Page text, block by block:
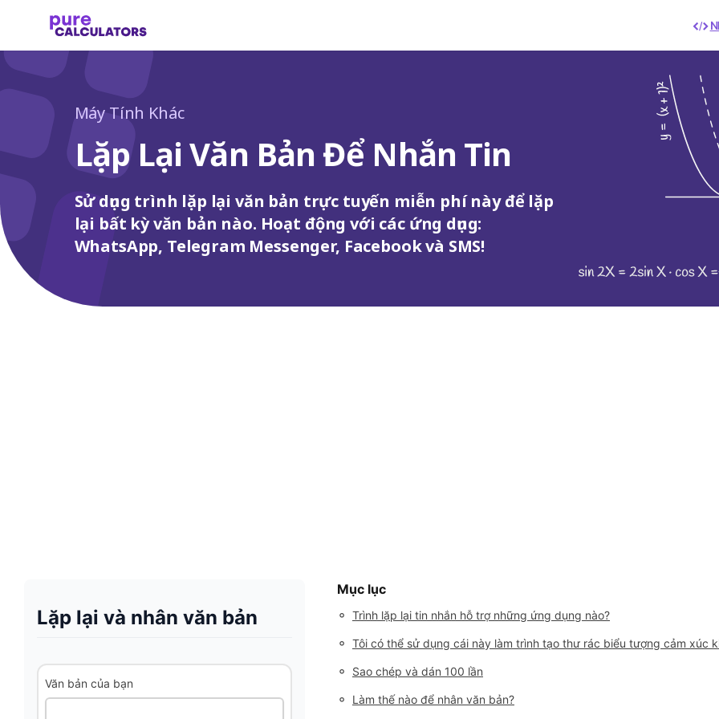
Máy Tính Khác
Lặp Lại Văn Bản Để Nhắn Tin
Sử dụng trình lặp lại văn bản trực tuyến miễn phí này để lặp
lại bất kỳ văn bản nào. Hoạt động với các ứng dụng:
WhatsApp, Telegram Messenger, Facebook và SMS!
Lặp lại và nhân văn bản
Văn bản của bạn
Mục lục
◦ Trình lặp lại tin nhắn hỗ trợ những ứng dụng nào?
◦ Tôi có thể sử dụng cái này làm trình tạo thư rác biểu tượng cảm xúc
◦ Sao chép và dán 100 lần
◦ Làm thế nào để nhân văn bản?